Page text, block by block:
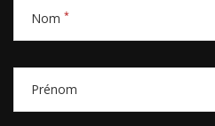
Nom *
Prénom